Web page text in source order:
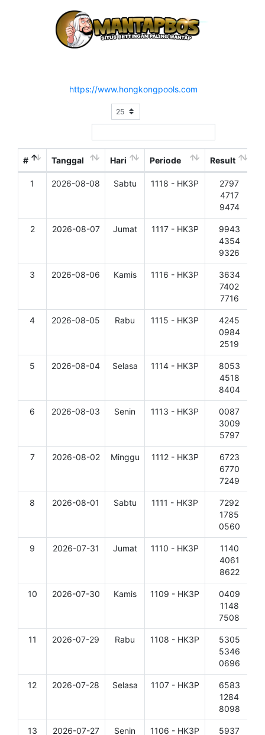
https://www.hongkongpools.com
# Tanggal Hari Periode Result
1 2026-08-08 Sabtu 1118 - HK3P
2797
4717
9474
2 2026-08-07 Jumat 1117 - HK3P
9943
4354
9326
3 2026-08-06 Kamis 1116 - HK3P
3634
7402
7716
4 2026-08-05 Rabu 1115 - HK3P
4245
0984
2519
5 2026-08-04 Selasa 1114 - HK3P
8053
4518
8404
6 2026-08-03 Senin 1113 - HK3P
0087
3009
5797
7 2026-08-02 Minggu 1112 - HK3P
6723
6770
7249
8 2026-08-01 Sabtu 1111 - HK3P
7292
1785
0560
9 2026-07-31 Jumat 1110 - HK3P
1140
4061
8622
10 2026-07-30 Kamis 1109 - HK3P
0409
1148
7508
11 2026-07-29 Rabu 1108 - HK3P
5305
5346
0696
12 2026-07-28 Selasa 1107 - HK3P
6583
1284
8098
13 2026-07-27 Senin 1106 - HK3P
5937